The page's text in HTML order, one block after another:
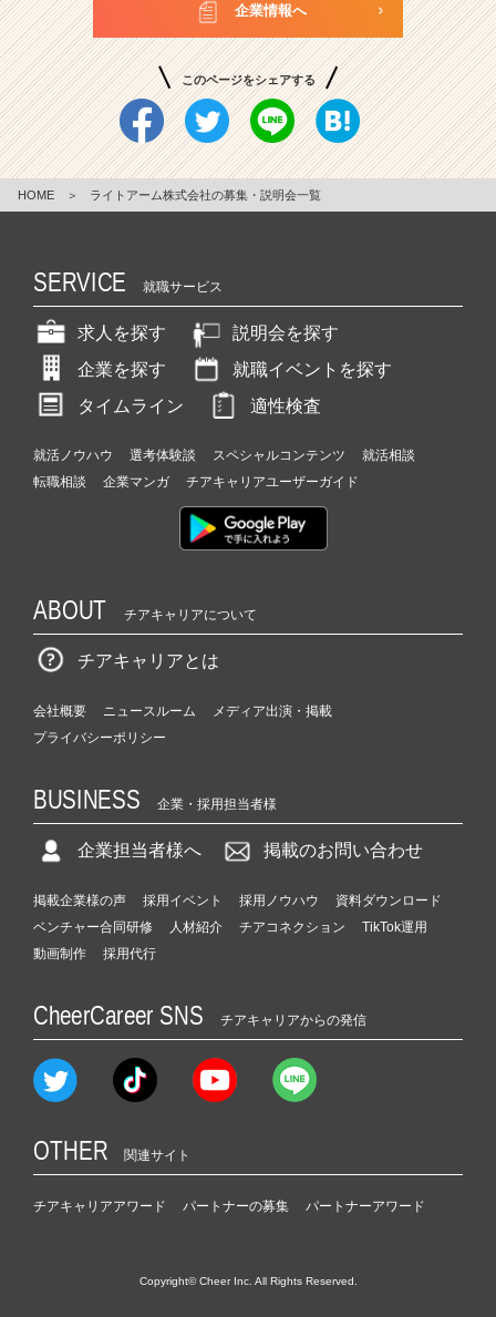
企業情報へ
このページをシェアする
HOME ＞ ライトアーム株式会社の募集・説明会一覧
SERVICE 就職サービス
求人を探す
説明会を探す
企業を探す
就職イベントを探す
タイムライン
適性検査
就活ノウハウ 選考体験談 スペシャルコンテンツ
就活相談
転職相談
企業マンガ チアキャリアユーザーガイド
ABOUT チアキャリアについて
チアキャリアとは
会社概要 ニュースルーム
メディア出演・掲載
プライバシーポリシー
BUSINESS 企業・採用担当者様
企業担当者様へ 掲載のお問い合わせ
掲載企業様の声 採用イベント 採用ノウハウ
資料ダウンロード
ベンチャー合同研修
人材紹介 チアコネクション
TikTok運用
動画制作
採用代行
CheerCareer SNS チアキャリアからの発信
OTHER 関連サイト
チアキャリアアワード パートナーの募集 パートナーアワード
Copyright© Cheer Inc. All Rights Reserved.